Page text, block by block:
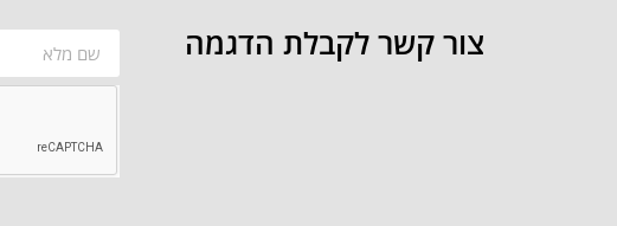
צור קשר לקבלת הדגמה